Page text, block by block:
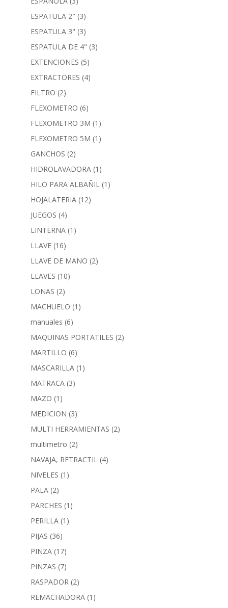
ESPATULA 2" (3)
ESPATULA 3" (3)
ESPATULA DE 4" (3)
EXTENCIONES (5)
EXTRACTORES (4)
FILTRO (2)
FLEXOMETRO (6)
FLEXOMETRO 3M (1)
FLEXOMETRO 5M (1)
GANCHOS (2)
HIDROLAVADORA (1)
HILO PARA ALBAÑIL (1)
HOJALATERIA (12)
JUEGOS (4)
LINTERNA (1)
LLAVE (16)
LLAVE DE MANO (2)
LLAVES (10)
LONAS (2)
MACHUELO (1)
manuales (6)
MAQUINAS PORTATILES (2)
MARTILLO (6)
MASCARILLA (1)
MATRACA (3)
MAZO (1)
MEDICION (3)
MULTI HERRAMIENTAS (2)
multimetro (2)
NAVAJA, RETRACTIL (4)
NIVELES (1)
PALA (2)
PARCHES (1)
PERILLA (1)
PIJAS (36)
PINZA (17)
PINZAS (7)
RASPADOR (2)
REMACHADORA (1)